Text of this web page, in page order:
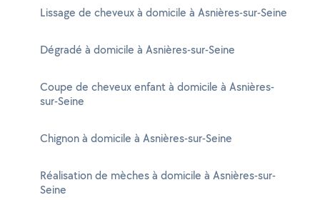
Lissage de cheveux à domicile à Asnières-sur-Seine
Dégradé à domicile à Asnières-sur-Seine
Coupe de cheveux enfant à domicile à Asnières-
sur-Seine
Chignon à domicile à Asnières-sur-Seine
Réalisation de mèches à domicile à Asnières-sur-
Seine